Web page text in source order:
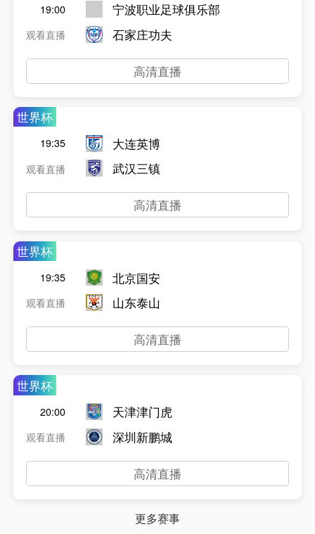
19:00
观看直播
宁波职业足球俱乐部
石家庄功夫
高清直播
世界杯
19:35
观看直播
大连英博
武汉三镇
高清直播
世界杯
19:35
观看直播
北京国安
山东泰山
高清直播
世界杯
20:00
观看直播
天津津门虎
深圳新鹏城
高清直播
更多赛事